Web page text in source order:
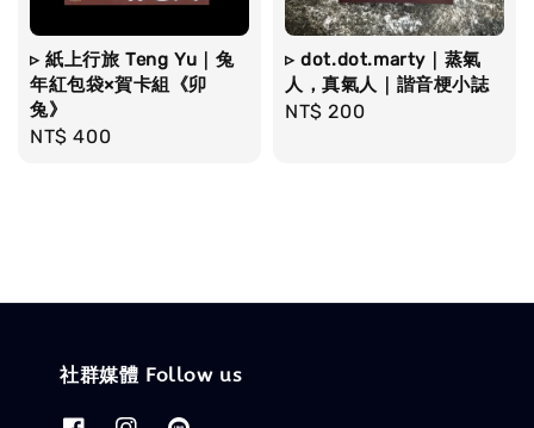
▹ 紙上行旅 Teng Yu｜兔
年紅包袋×賀卡組《卯
兔》
Regular
NT$ 400
▹ dot.dot.marty｜蒸氣
人，真氣人｜諧音梗小誌
Regular
NT$ 200
社群媒體 Follow us